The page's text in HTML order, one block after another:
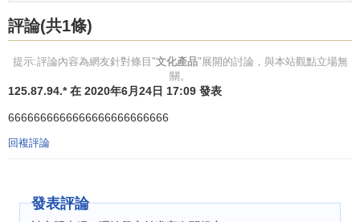
工業標準、大批量生產
評論(共1條)
提示:評論內容為網友針對條目"文化產品"展開的討論，與本站觀點立場無
關。
125.87.94.* 在 2020年6月24日 17:09 發表
6666666666666666666666666
回複評論
發表評論